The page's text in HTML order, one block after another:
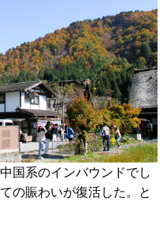
国系のインバウンドでし
の賑わいが復活した。と